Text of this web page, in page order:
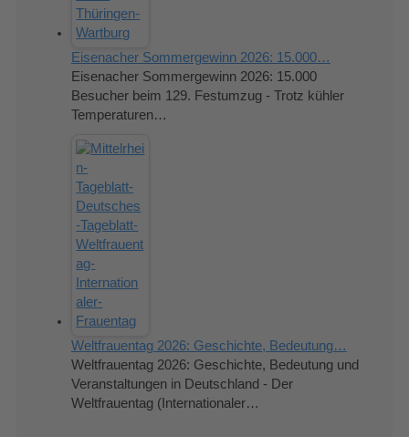
Eisenacher Sommergewinn 2026: 15.000…
Eisenacher Sommergewinn 2026: 15.000
Besucher beim 129. Festumzug - Trotz kühler
Temperaturen…
Weltfrauentag 2026: Geschichte, Bedeutung…
Weltfrauentag 2026: Geschichte, Bedeutung und
Veranstaltungen in Deutschland - Der
Weltfrauentag (Internationaler…